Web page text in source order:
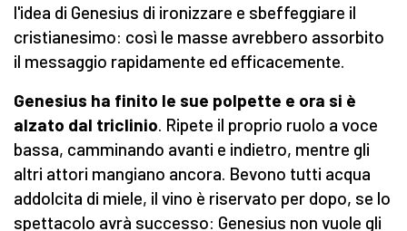
l'idea di Genesius di ironizzare e sbeffeggiare il
cristianesimo: così le masse avrebbero assorbito
il messaggio rapidamente ed efficacemente.
Genesius ha finito le sue polpette e ora si è
alzato dal triclinio. Ripete il proprio ruolo a voce
bassa, camminando avanti e indietro, mentre gli
altri attori mangiano ancora. Bevono tutti acqua
addolcita di miele, il vino è riservato per dopo, se lo
spettacolo avrà successo: Genesius non vuole gli